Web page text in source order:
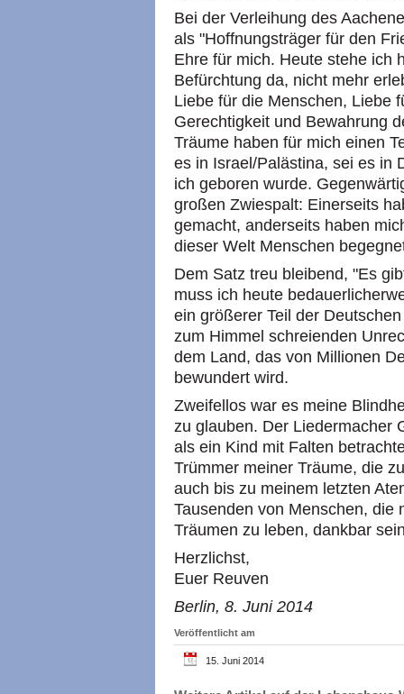
Bei der Verleihung des
als "Hoffnungsträger für den
Ehre für mich. Heute stehe ich
Befürchtung da, nicht mehr
Liebe für die Menschen, Liebe
Gerechtigkeit und Bewahrung
Träume haben für mich einen
es in Israel/Palästina, sei es in
ich geboren wurde.
großen Zwiespalt: Einerseits
gemacht, anderseits haben
dieser Welt Menschen
Dem Satz treu bleibend, "Es
muss ich heute
ein größerer Teil der
zum Himmel schreienden
dem Land, das von Millionen
bewundert wird.
Zweifellos war es meine
zu glauben. Der Liedermacher
als ein Kind mit Falten
Trümmer meiner Träume, die
auch bis zu meinem letzten
Tausenden von Menschen, die
Träumen zu leben, dankbar
Herzlichst,
Euer Reuven
Berlin, 8. Juni 2014
Veröffentlicht am
15. Juni 2014